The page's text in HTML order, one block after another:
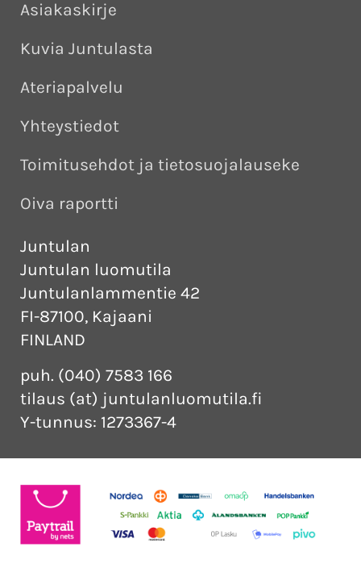
Asiakaskirje
Kuvia Juntulasta
Ateriapalvelu
Yhteystiedot
Toimitusehdot ja tietosuojalauseke
Oiva raportti
Juntulan
Juntulan luomutila
Juntulanlammentie 42
FI-87100, Kajaani
FINLAND
puh. (040) 7583 166
tilaus (at) juntulanluomutila.fi
Y-tunnus: 1273367-4